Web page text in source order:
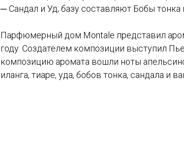
─ Сандал и Уд; базу составляют Бобы тонка
Парфюмерный дом Montale представил
году. Создателем композиции выступил
композицию аромата вошли ноты
иланга, тиаре, уда, бобов тонка, сандала и